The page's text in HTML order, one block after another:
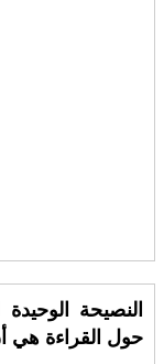
النصيحة
حول القراءة هي